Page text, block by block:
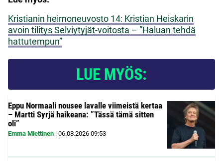
Kristianin heimoneuvosto 14: Kristian Heiskarin
avoin tilitys Selviytyjät-voitosta – ”Haluan tehdä
hattutempun”
LUE MYÖS:
Eppu Normaali nousee lavalle viimeistä kertaa
– Martti Syrjä haikeana: ”Tässä tämä sitten
oli”
Emma Miettinen | 06.08.2026 09:53